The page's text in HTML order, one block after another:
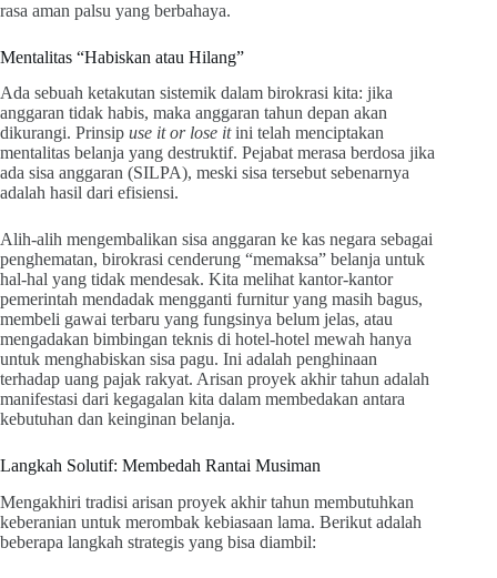
rasa aman palsu yang berbahaya.
Mentalitas “Habiskan atau Hilang”
Ada sebuah ketakutan sistemik dalam birokrasi kita: jika
anggaran tidak habis, maka anggaran tahun depan akan
dikurangi. Prinsip use it or lose itini telah menciptakan
mentalitas belanja yang destruktif. Pejabat merasa berdosa jika
ada sisa anggaran (SILPA), meski sisa tersebut sebenarnya
adalah hasil dari efisiensi.
Alih-alih mengembalikan sisa anggaran ke kas negara sebagai
penghematan, birokrasi cenderung “memaksa” belanja untuk
hal-hal yang tidak mendesak. Kita melihat kantor-kantor
pemerintah mendadak mengganti furnitur yang masih bagus,
membeli gawai terbaru yang fungsinya belum jelas, atau
mengadakan bimbingan teknis di hotel-hotel mewah hanya
untuk menghabiskan sisa pagu. Ini adalah penghinaan
terhadap uang pajak rakyat. Arisan proyek akhir tahun adalah
manifestasi dari kegagalan kita dalam membedakan antara
kebutuhan dan keinginan belanja.
Langkah Solutif: Membedah Rantai Musiman
Mengakhiri tradisi arisan proyek akhir tahun membutuhkan
keberanian untuk merombak kebiasaan lama. Berikut adalah
beberapa langkah strategis yang bisa diambil: